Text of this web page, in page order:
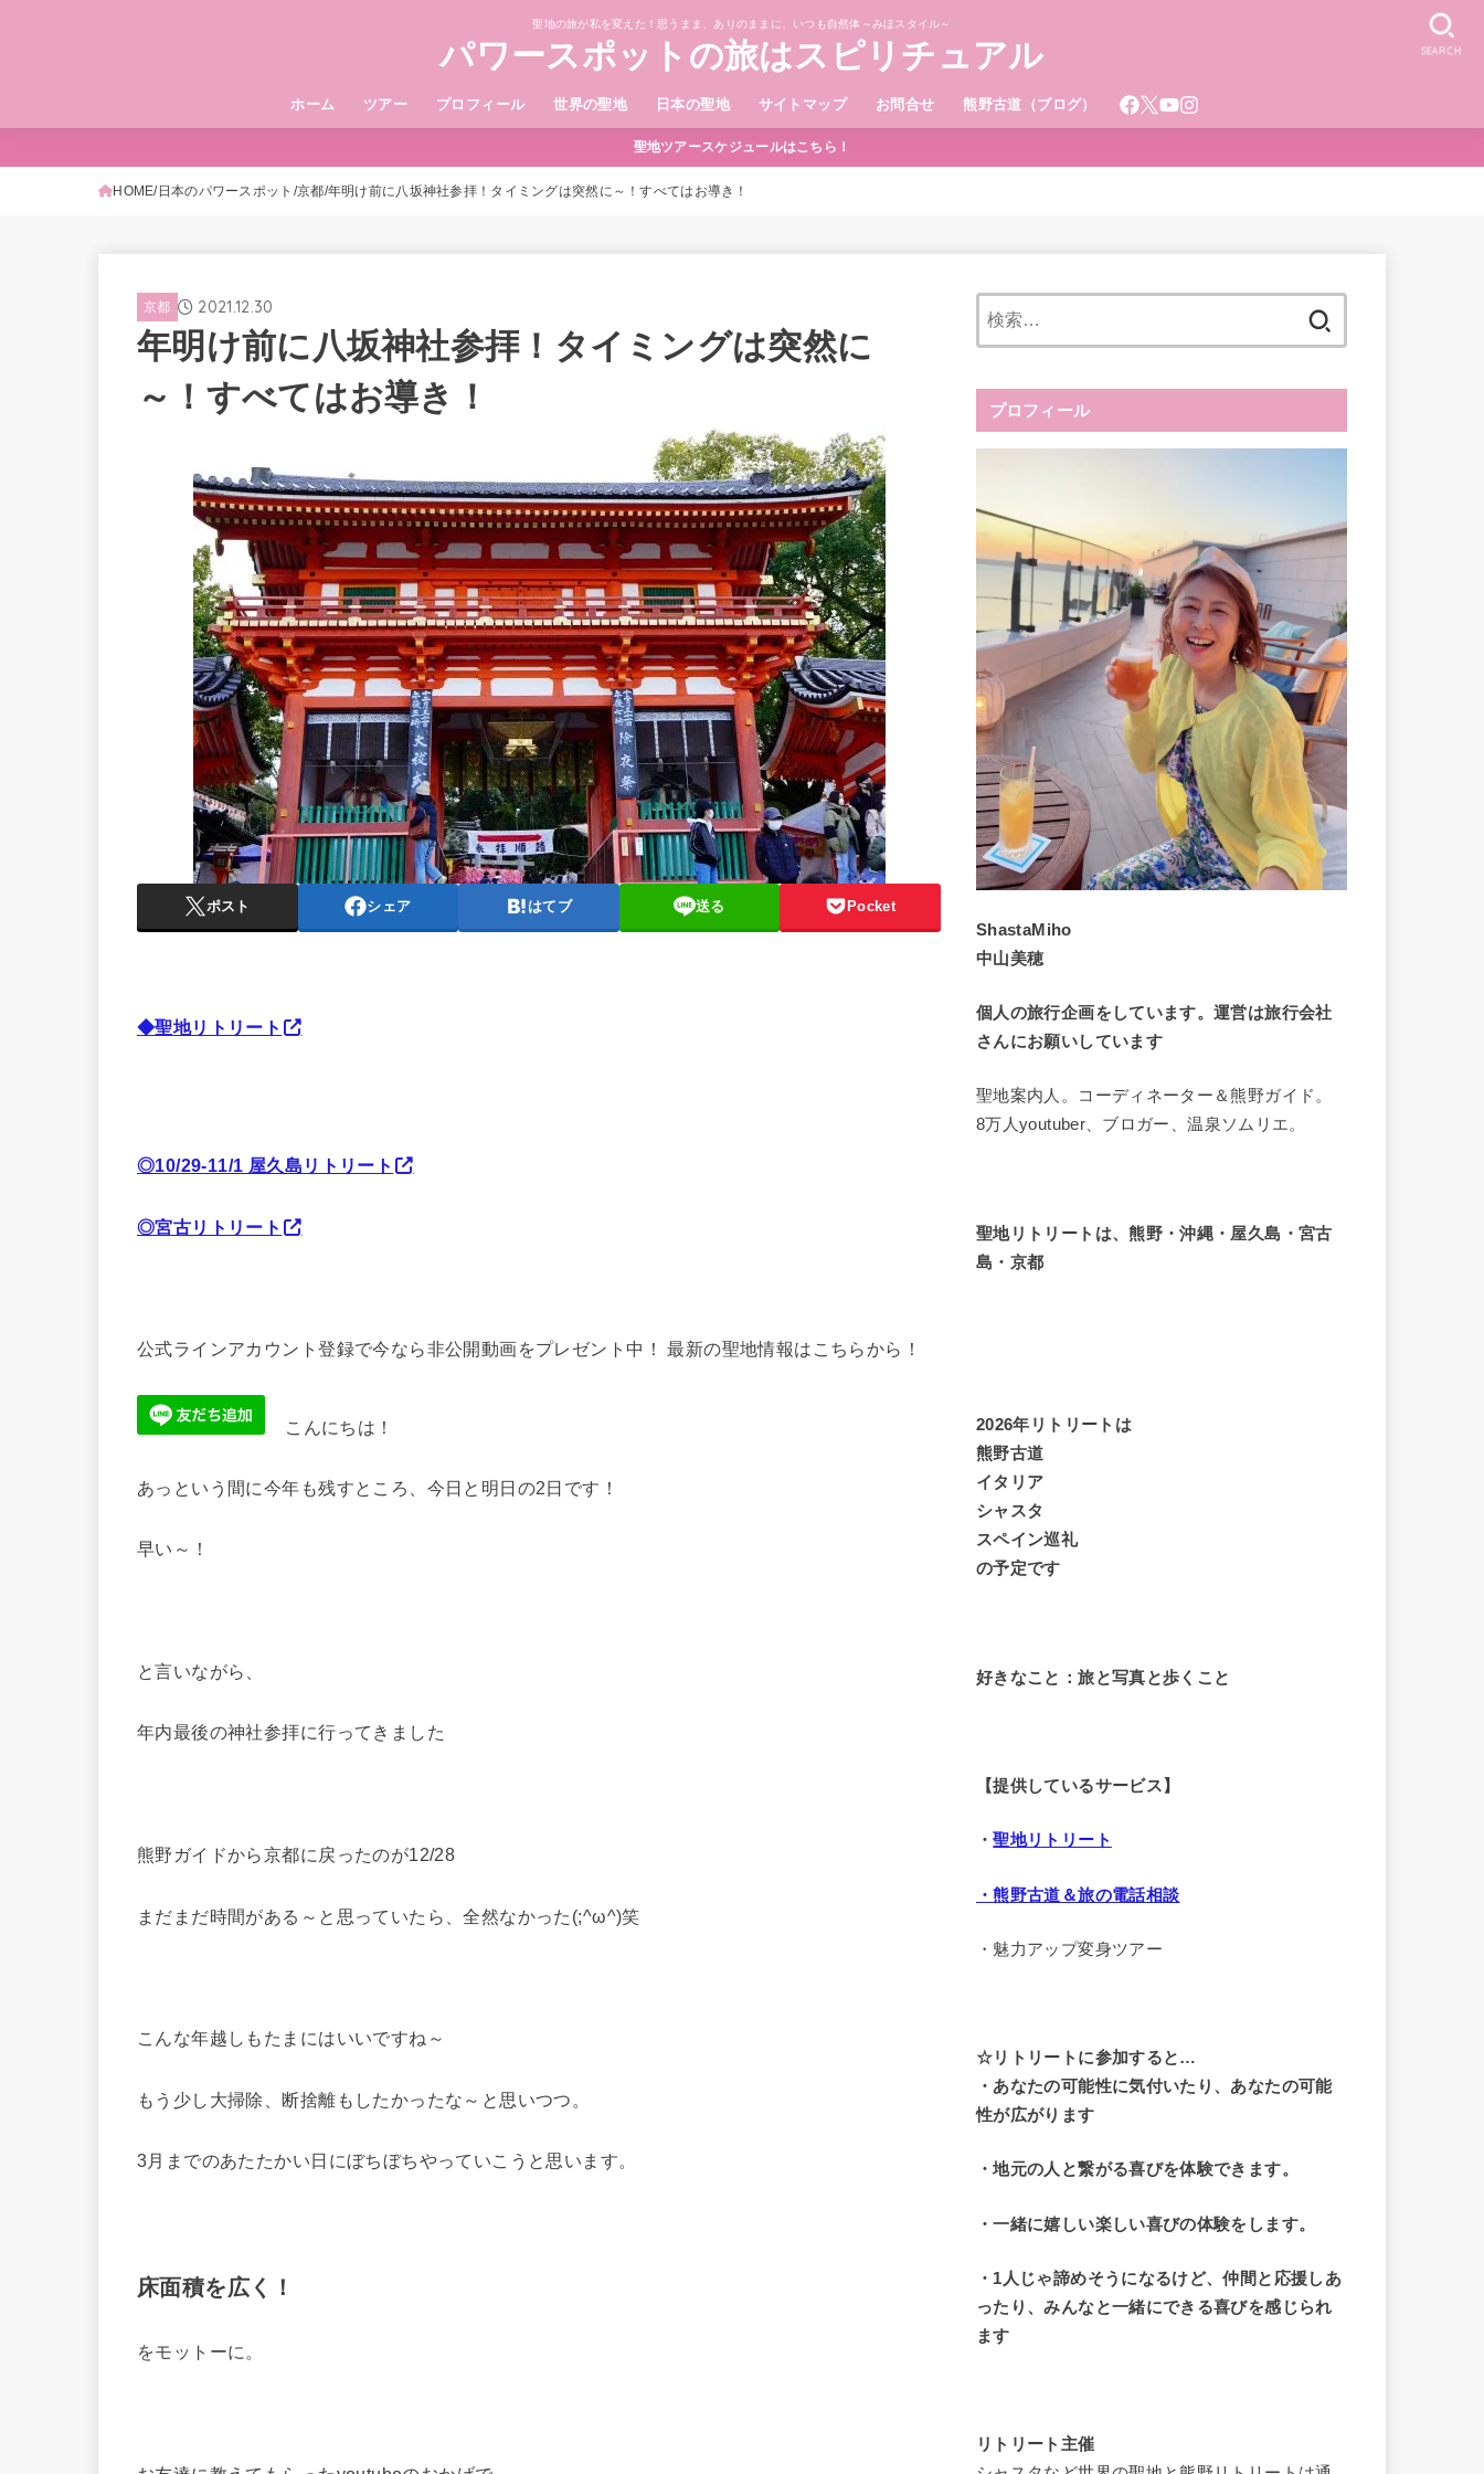
聖地の旅が私を変えた！思うまま、ありのままに、いつも自然体～みほスタイル～
パワースポットの旅はスピリチュアル
ホーム ツアー プロフィール 世界の聖地 日本の聖地 サイトマップ お問合せ 熊野古道（ブログ）
SEARCH
聖地ツアースケジュールはこちら！
HOME 日本のパワースポット 京都 年明け前に八坂神社参拝！タイミングは突然に～！すべてはお導き！
京都 2021.12.30
年明け前に八坂神社参拝！タイミングは突然に
～！すべてはお導き！
ポスト シェア はてブ 送る Pocket
◆聖地リトリート
◎10/29-11/1 屋久島リトリート
◎宮古リトリート
公式ラインアカウント登録で今なら非公開動画をプレゼント中！ 最新の聖地情報はこちらから！
こんにちは！
あっという間に今年も残すところ、今日と明日の2日です！
早い～！
と言いながら、
年内最後の神社参拝に行ってきました
熊野ガイドから京都に戻ったのが12/28
まだまだ時間がある～と思っていたら、全然なかった(;^ω^)笑
こんな年越しもたまにはいいですね～
もう少し大掃除、断捨離もしたかったな～と思いつつ。
3月までのあたたかい日にぼちぼちやっていこうと思います。
床面積を広く！
をモットーに。
プロフィール
ShastaMiho
中山美穂
個人の旅行企画をしています。運営は旅行会社
さんにお願いしています
聖地案内人。コーディネーター＆熊野ガイド。
8万人youtuber、ブロガー、温泉ソムリエ。
聖地リトリートは、熊野・沖縄・屋久島・宮古
島・京都
2026年リトリートは
熊野古道
イタリア
シャスタ
スペイン巡礼
の予定です
好きなこと：旅と写真と歩くこと
【提供しているサービス】
・聖地リトリート
・熊野古道＆旅の電話相談
・魅力アップ変身ツアー
☆リトリートに参加すると…
・ あなたの可能性に気付いたり、あなたの可能
性が広がります
・地元の人と繋がる喜びを体験できます。
・一緒に嬉しい楽しい喜びの体験をします。
・1人じゃ諦めそうになるけど、仲間と応援しあ
ったり、みんなと一緒にできる喜びを感じられ
ます
リトリート主催